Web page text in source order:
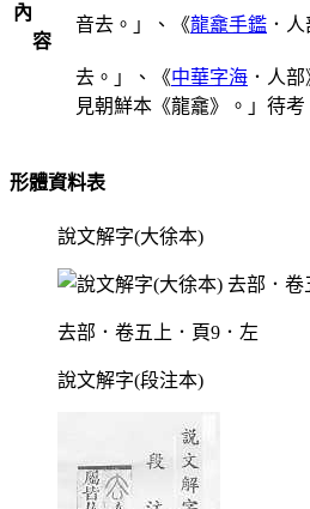
內
容
音去。」、《龍龕手鑑 ．
去。」、《中華字海 ．人
見朝鮮本《龍龕》。」待考
形體資料表
說文解字(大徐本)
去部．卷五上．頁9．左
說文解字(段注本)